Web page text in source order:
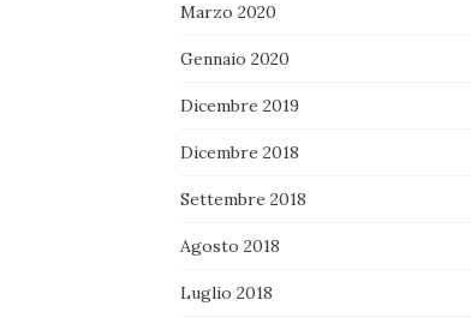
Marzo 2020
Gennaio 2020
Dicembre 2019
Dicembre 2018
Settembre 2018
Agosto 2018
Luglio 2018